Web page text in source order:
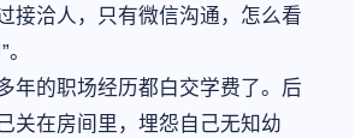
接洽人，只有微信沟通，怎么看
年的职场经历都白交学费了。后
关在房间里，埋怨自己无知幼